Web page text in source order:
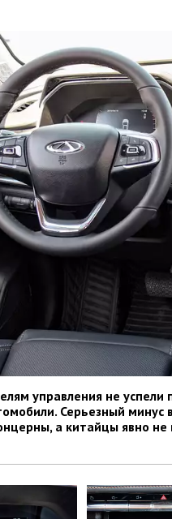
управления не успели
Серьезный минус
а китайцы явно не